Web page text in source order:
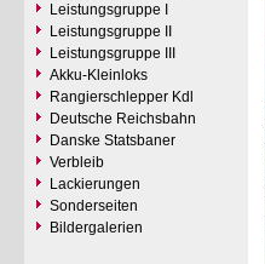
Leistungsgruppe I
Leistungsgruppe II
Leistungsgruppe III
Akku-Kleinloks
Rangierschlepper Kdl
Deutsche Reichsbahn
Danske Statsbaner
Verbleib
Lackierungen
Sonderseiten
Bildergalerien